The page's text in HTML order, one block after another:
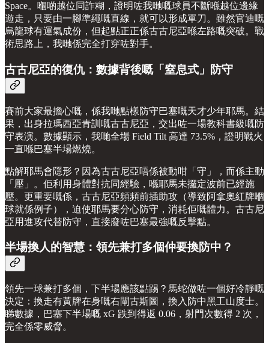
Space。嗰啲越位同詐糊，證明咗我哋嘅球員不斷喺越位邊緣
遊走，只要由一腳準繩嘅直線，就可以形成單刀。雖然官迪嘅
烏龍球有運氣成份，但起點正正係古古尼亞喺左路嘅突破。戰
術思路上，我哋係完全打穿咗對手。
古古尼亞的復仇：數據背後嘅「窒息式」防守
賽前大家最擔心嘅，係我哋點樣防守巴塞嘅天才少年耶馬。結
果，出身拉瑪西亞青訓嘅古古尼亞，交出咗一場教科書級嘅防
守表演。數據顯示，我哋全場 Field Tilt 高達 73.5%，證明戰火
一直喺巴塞半場燃燒。
點解耶馬會隱形？因為古古尼亞唔係被動咁「守」，而係主動
「壓」。佢利用身體對抗同經驗，喺耶馬未攞定波前已經施
壓。更重要嘅係，古古尼亞頻頻前插助攻（導致阿拿奧紅牌嗰
球就係例子），迫使耶馬要分心防守，消耗佢嘅體力。古古尼
亞用進攻代替防守，直接廢咗巴塞最強嘅反擊點。
半場換人的智慧：領先兼打多個仲要換防中？
領先一球兼打多個，下半場應該點踢？馬蛇做咗一個好冷靜嘅
決定：換走有黃牌在身嘅右閘古斯圖，換入防中黑工山度士。
睇數據，巴塞下半場嘅 xG 跌到得返 0.06，射門次數得 2 次，
完全係零威脅。